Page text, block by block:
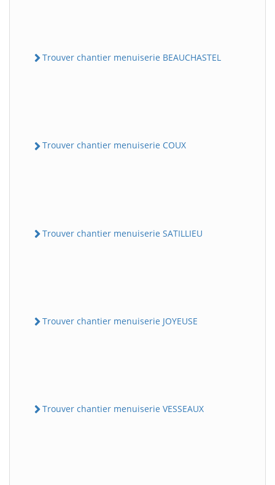
Trouver chantier menuiserie BEAUCHASTEL
Trouver chantier menuiserie COUX
Trouver chantier menuiserie SATILLIEU
Trouver chantier menuiserie JOYEUSE
Trouver chantier menuiserie VESSEAUX